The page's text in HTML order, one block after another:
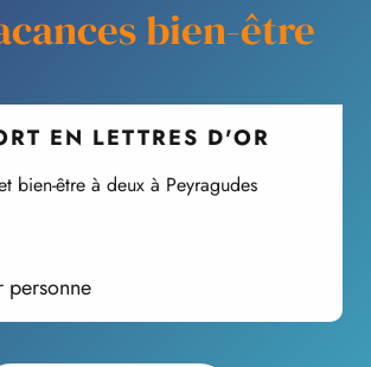
bien-être
EN LETTRES D'OR
bien-être à deux à Peyragudes
personne